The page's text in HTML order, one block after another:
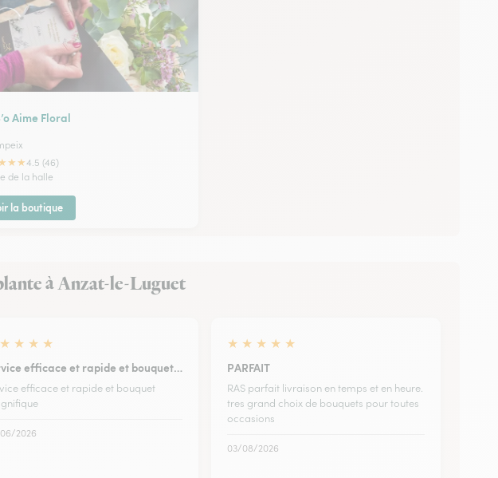
Aime Floral
★★4.5 (46)
de la halle
la boutique
à Anzat-le-Luguet
★ ★ ★ ★
efficace et rapide et bouquet…
efficace et rapide et bouquet
2026
★ ★ ★ ★ ★
PARFAIT
RAS parfait livraison en temps et en heure.
tres grand choix de bouquets pour toutes
occasions
03/08/2026